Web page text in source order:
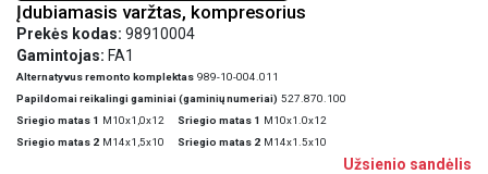
Įdubiamasis varžtas, kompresorius
Prekės kodas: 98910004
Gamintojas: FA1
Alternatyvus remonto komplektas 989-10-004.011
Papildomai reikalingi gaminiai (gaminių numeriai) 527.870.100
Sriegio matas 1 M10x1,0x12 Sriegio matas 1 M10x1.0x12
Sriegio matas 2 M14x1,5x10 Sriegio matas 2 M14x1.5x10
Užsienio sandėlis